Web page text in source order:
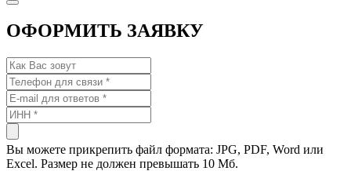
ОФОРМИТЬ ЗАЯВКУ
Вы можете прикрепить файл формата: JPG, PDF, Word или
Excel. Размер не должен превышать 10 Мб.